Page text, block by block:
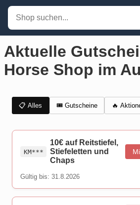
Aktuelle
Horse Shop im
📋 Alles 🎟️ Gutscheine 🔥
KM***
10€ auf Reitstiefel,
Stiefeletten und
Chaps
Gültig bis: 31.8.2026